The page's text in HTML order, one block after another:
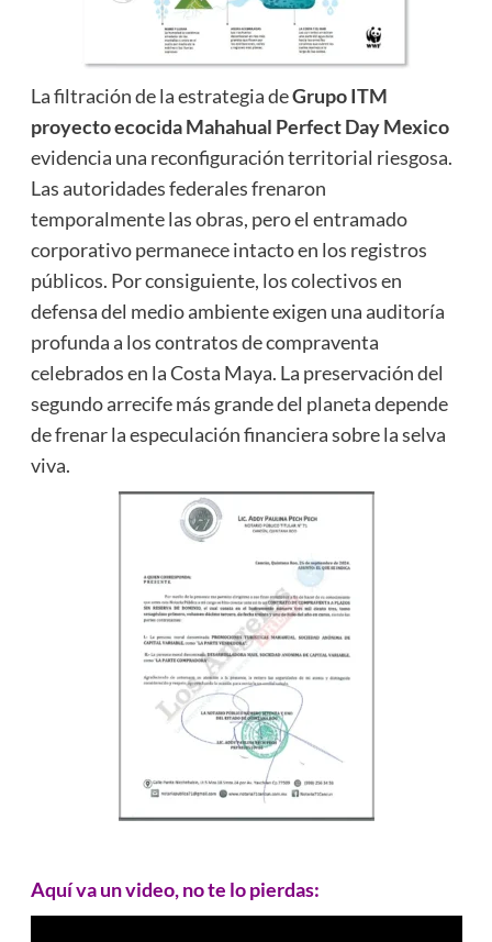
La filtración de la estrategia deGrupo ITM
proyecto ecocida Mahahual Perfect Day Mexico
evidencia una reconfiguración territorial riesgosa.
Las autoridades federales frenaron
temporalmente las obras, pero el entramado
corporativo permanece intacto en los registros
públicos. Por consiguiente, los colectivos en
defensa del medio ambiente exigen una auditoría
profunda a los contratos de compraventa
celebrados en la Costa Maya. La preservación del
segundo arrecife más grande del planeta depende
de frenar la especulación financiera sobre la selva
viva.
Aquí va un video, no te lo pierdas: